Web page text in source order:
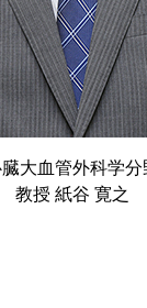
大血管外科学分
教授 紙谷 寛之